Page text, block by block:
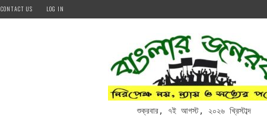
CONTACT US LOG IN
শুক্রবার, ৭ই আগস্ট, ২০২৬ খ্রিস্টাব্দ